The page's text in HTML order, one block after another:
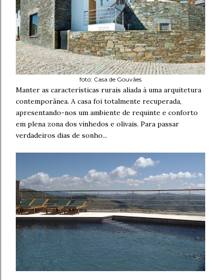
foto: Casa de Gouvães
Manter as características rurais aliada à uma arquitetura
contemporânea. A casa foi totalmente recuperada,
apresentando-nos um ambiente de requinte e conforto
em plena zona dos vinhedos e olivais. Para passar
verdadeiros dias de sonho...